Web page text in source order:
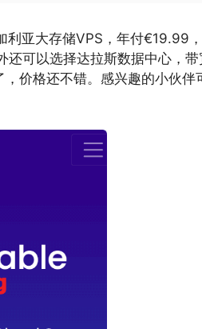
利亚大存储VPS，年付€19.99
还可以选择达拉斯数据中心，带
价格还不错。感兴趣的小伙伴